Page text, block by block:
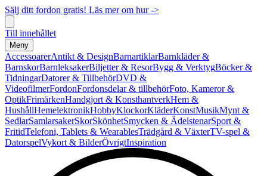
Sälj ditt fordon gratis! Läs mer om hur ->
Till innehållet
Meny
AccessoarerAntikt & DesignBarnartiklarBarnkläder &
BarnskorBarnleksakerBiljetter & ResorBygg & VerktygBöcker &
TidningarDatorer & TillbehörDVD &
VideofilmerFordonFordonsdelar & tillbehörFoto, Kameror &
OptikFrimärkenHandgjort & KonsthantverkHem &
HushållHemelektronikHobbyKlockorKläderKonstMusikMynt &
SedlarSamlarsakerSkorSkönhetSmycken & ÄdelstenarSport &
FritidTelefoni, Tablets & WearablesTrädgård & VäxterTV-spel &
DatorspelVykort & BilderÖvrigtInspiration